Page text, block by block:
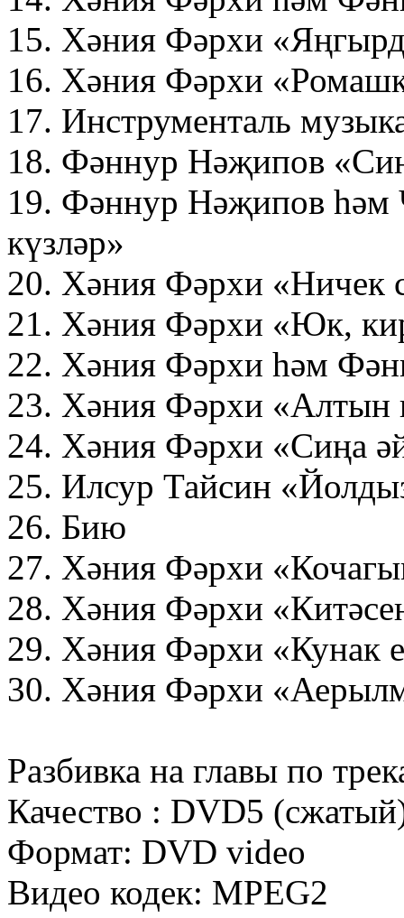
15. Хәния Фәрхи
16. Хәния Фәрхи
17. Инструменталь
18. Фәннур Нәҗипов
19. Фәннур Нәҗипов һәм
күзләр»
20. Хәния Фәрхи «Ничек
21. Хәния Фәрхи «Юк,
22. Хәния Фәрхи һәм
23. Хәния Фәрхи «Алтын
24. Хәния Фәрхи «Сиңа
25. Илсур Тайсин
26. Бию
27. Хәния Фәрхи
28. Хәния Фәрхи
29. Хәния Фәрхи «Кунак
30. Хәния Фәрхи
Разбивка на главы по
Качество : DVD5
Формат: DVD video
Видео кодек: MPEG2